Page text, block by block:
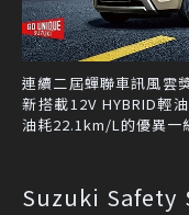
連續二屆蟬聯車訊風雲
新搭載12V HYBRID輕
油耗22.1km/L的優異一
Suzuki Safety